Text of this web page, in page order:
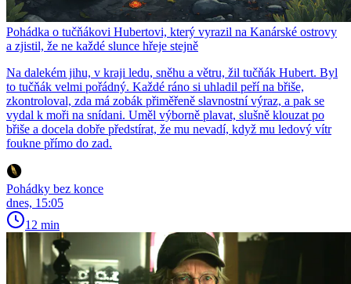
Pohádka o tučňákovi Hubertovi, který vyrazil na Kanárské ostrovy
a zjistil, že ne každé slunce hřeje stejně
Na dalekém jihu, v kraji ledu, sněhu a větru, žil tučňák Hubert. Byl
to tučňák velmi pořádný. Každé ráno si uhladil peří na břiše,
zkontroloval, zda má zobák přiměřeně slavnostní výraz, a pak se
vydal k moři na snídani. Uměl výborně plavat, slušně klouzat po
břiše a docela dobře předstírat, že mu nevadí, když mu ledový vítr
foukne přímo do zad.
Pohádky bez konce
dnes, 15:05
12 min